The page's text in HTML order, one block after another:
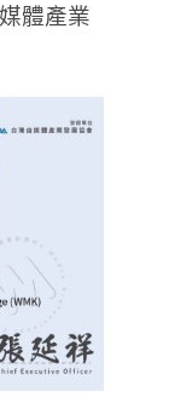
體產業